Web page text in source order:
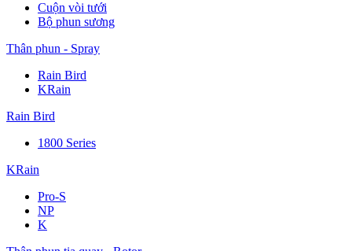
Cuộn vòi tưới
Bộ phun sương
Thân phun - Spray
Rain Bird
KRain
Rain Bird
1800 Series
KRain
Pro-S
NP
K